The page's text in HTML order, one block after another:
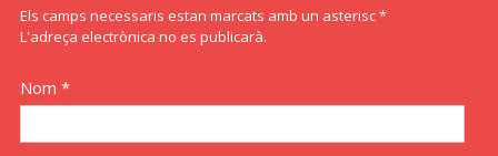
Els camps necessaris estan marcats amb un asterisc *
L'adreça electrònica no es publicarà.
Nom *